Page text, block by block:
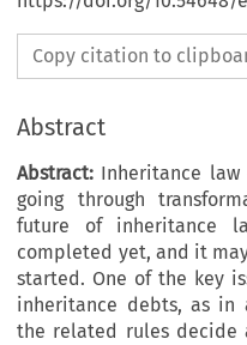
Copy citation to
Abstract
Abstract: Inheritance law
going through
future of inheritance
completed yet, and it
started. One of the key
inheritance debts, as in
the related rules decide